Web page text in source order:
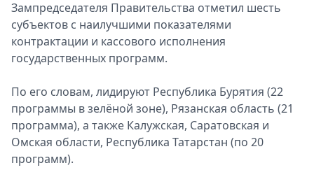
Зампредседателя Правительства отметил шесть
субъектов с наилучшими показателями
контрактации и кассового исполнения
государственных программ.
По его словам, лидируют Республика Бурятия (22
программы в зелёной зоне), Рязанская область (21
программа), а также Калужская, Саратовская и
Омская области, Республика Татарстан (по 20
программ).